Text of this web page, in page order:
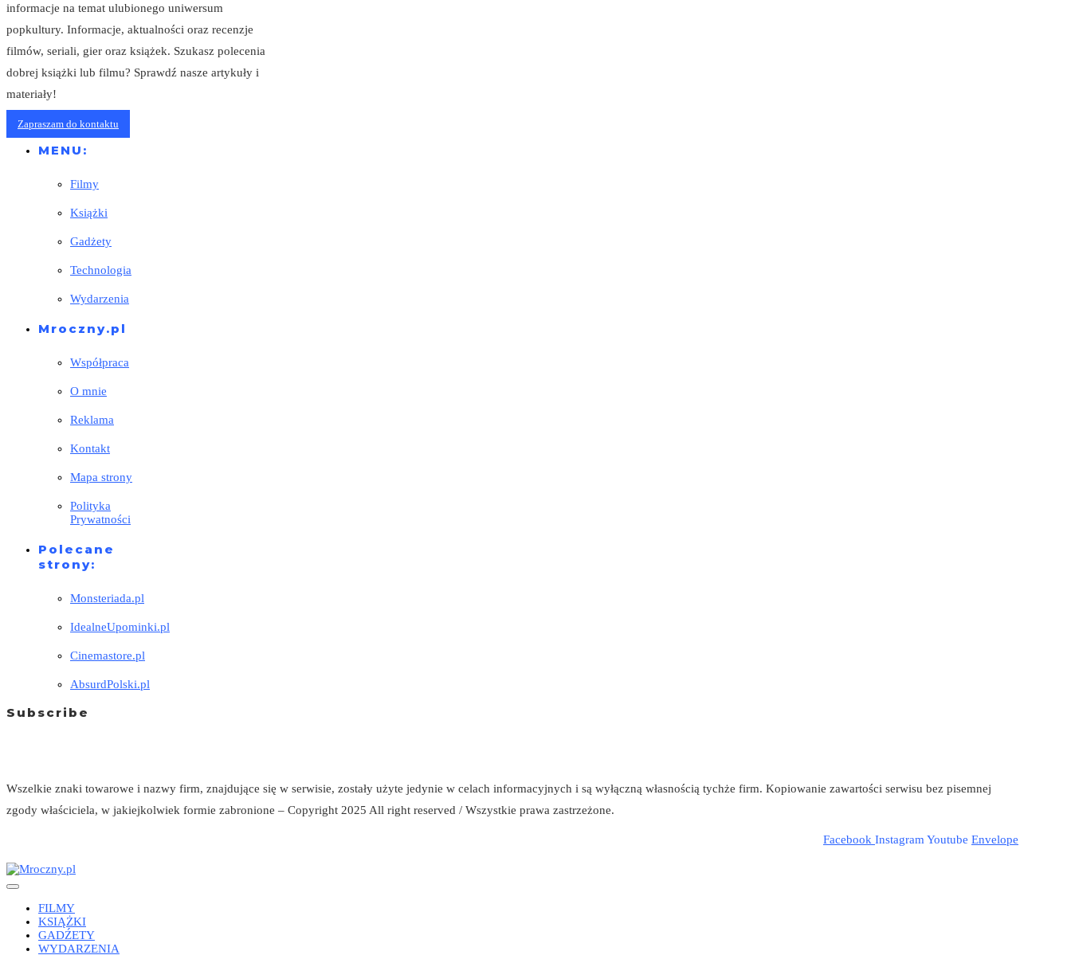
informacje na temat ulubionego uniwersum
popkultury. Informacje, aktualności oraz recenzje
filmów, seriali, gier oraz książek. Szukasz polecenia
dobrej książki lub filmu? Sprawdź nasze artykuły i
materiały!
Zapraszam do kontaktu
MENU:
Filmy
Książki
Gadżety
Technologia
Wydarzenia
Mroczny.pl
Współpraca
O mnie
Reklama
Kontakt
Mapa strony
Polityka
Prywatności
Polecane
strony:
Monsteriada.pl
IdealneUpominki.pl
Cinemastore.pl
AbsurdPolski.pl
Subscribe
Wszelkie znaki towarowe i nazwy firm, znajdujące się w serwisie, zostały użyte jedynie w celach informacyjnych i są wyłączną własnością tychże firm. Kopiowanie zawartości serwisu bez pisemnej
zgody właściciela, w jakiejkolwiek formie zabronione – Copyright 2025 All right reserved / Wszystkie prawa zastrzeżone.
Facebook Instagram Youtube Envelope
FILMY
KSIĄŻKI
GADŹETY
WYDARZENIA